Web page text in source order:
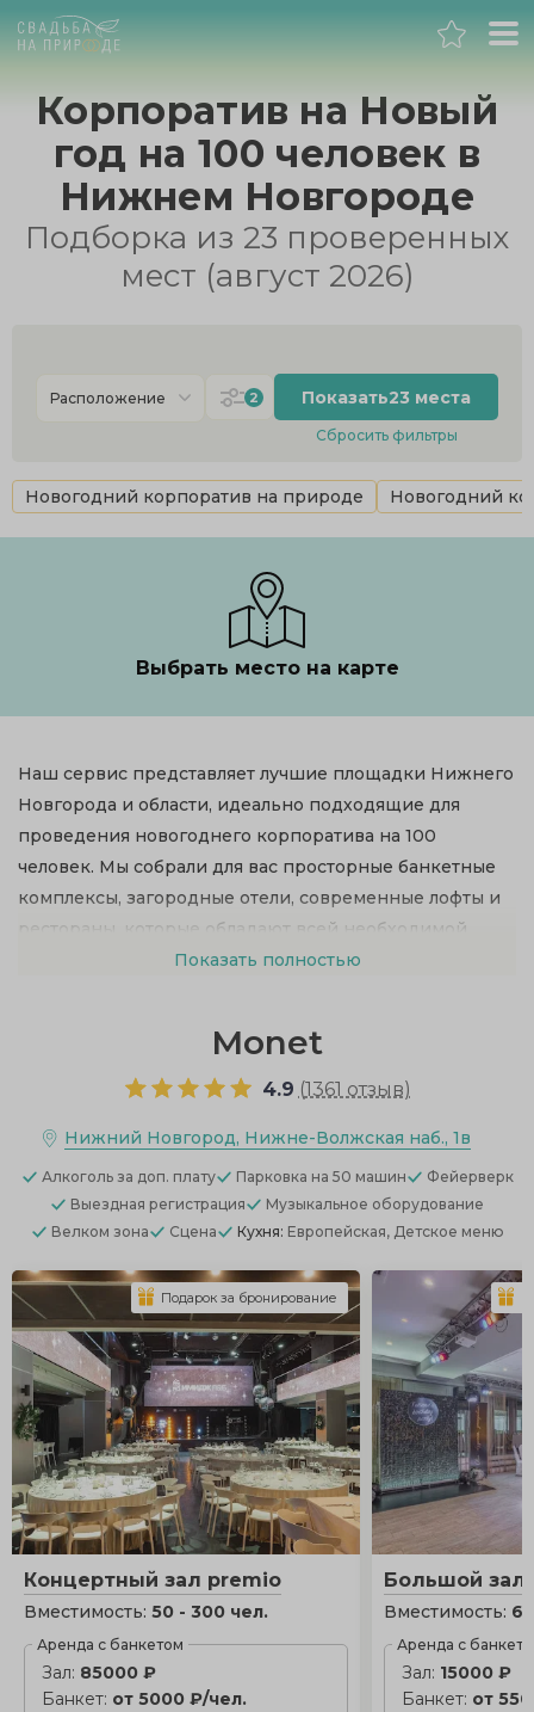
Нижний Новгород
Банкет
Свадьба
День рождения
Новогодний корпоратив
Корпоратив на Новый
год на 100 человек в
Нижнем Новгороде
Подборка из 23 проверенных
мест (август 2026)
Расположение 2 Показать23 места
Сбросить фильтры
Новогодний корпоратив на природе Новогодний
Выбрать место на карте
Наш сервис представляет лучшие площадки Нижнего
Новгорода и области, идеально подходящие для
проведения новогоднего корпоратива на 100
человек. Мы собрали для вас просторные банкетные
комплексы, загородные отели, современные лофты и
рестораны, которые обладают всей необходимой
инфраструктурой для мероприятия премиум-класса.
Показать полностью
Monet
4.9 (1361 отзыв)
Нижний Новгород, Нижне-Волжская наб., 1в
Алкоголь за доп. плату Парковка на 50 машин
Фейерверк
Выездная регистрация
Музыкальное оборудование
Велком зона
Сцена Кухня: Европейская, Детское меню
Концертный зал premio
Вместимость: 50 - 300 чел.
Аренда с банкетом
Зал: 85000 ₽
Банкет: от 5000 ₽/чел.
Подарок за бронирование
Большой зал
Вместимость:
Аренда с
Зал: 15000 ₽
Банкет: от